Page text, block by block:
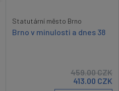
Statutární město Brno
Brno v minulosti a dnes 38
459.00CZK
413.00 CZK